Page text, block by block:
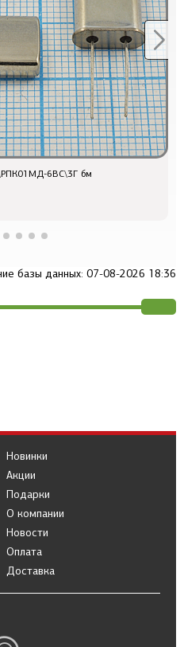
6ВС\3Г бм
базы данных: 07-08-2026 18:36
Новинки
Акции
Подарки
О компании
Новости
Оплата
Доставка